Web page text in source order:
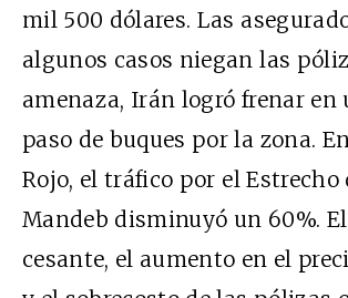
mil 500 dólares. Las
algunos casos niegan las
amenaza, Irán logró frenar en
paso de buques por la zona.
Rojo, el tráfico por el Estrecho
Mandeb disminuyó un 60%.
cesante, el aumento en el